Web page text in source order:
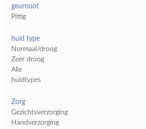
geurnoot
Pittig
huid type
Normaal/droog
Zeer droog
Alle
huidtypes
Zorg
Gezichtsverzorging
Handverzorging